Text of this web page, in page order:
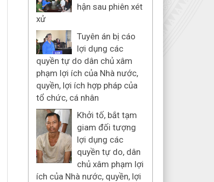
hận sau phiên xét
xử
Tuyên án bị cáo
lợi dụng các
quyền tự do dân chủ xâm
phạm lợi ích của Nhà nước,
quyền, lợi ích hợp pháp của
tổ chức, cá nhân
Khởi tố, bắt tạm
giam đối tượng
lợi dụng các
quyền tự do, dân
chủ xâm phạm lợi
ích của Nhà nước, quyền, lợi